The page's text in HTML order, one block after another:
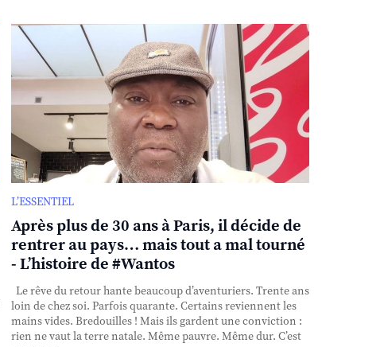
L’ESSENTIEL
Après plus de 30 ans à Paris, il décide de
rentrer au pays… mais tout a mal tourné
- L’histoire de #Wantos
Le rêve du retour hante beaucoup d’aventuriers. Trente ans
loin de chez soi. Parfois quarante. Certains reviennent les
mains vides. Bredouilles ! Mais ils gardent une conviction :
rien ne vaut la terre natale. Même pauvre. Même dur. C’est